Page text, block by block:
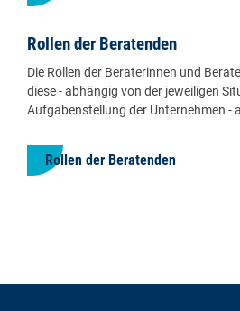
Rollen der Beratenden
Die Rollen der Beraterinnen und
diese - abhängig von der jeweiligen
Aufgabenstellung der Unternehmen -
Rollen der Beratenden